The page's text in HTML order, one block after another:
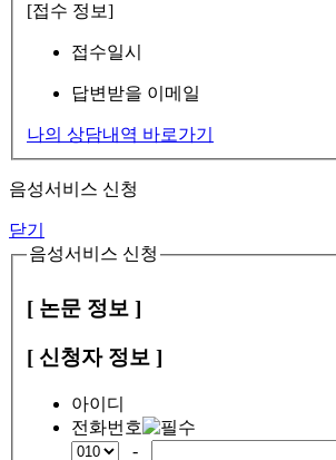
[접수 정보]
접수일시
답변받을 이메일
나의 상담내역 바로가기
음성서비스 신청
닫기
음성서비스 신청
[ 논문 정보 ]
[ 신청자 정보 ]
아이디
전화번호
-